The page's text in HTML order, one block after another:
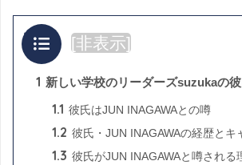
目次 [非表示]
1 新しい学校のリーダーズsuzukaの
1.1 彼氏はJUN INAGAWAとの噂
1.2 彼氏・JUN INAGAWAの経歴とキ
1.3 彼氏がJUN INAGAWAと噂される